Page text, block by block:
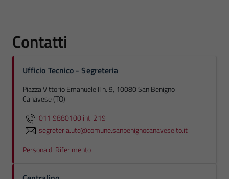
Contatti
Ufficio Tecnico - Segreteria
Piazza Vittorio Emanuele II n. 9, 10080 San Benigno
Canavese (TO)
011 9880100 int. 219
segreteria.utc@comune.sanbenignocanavese.to.it
Persona di Riferimento